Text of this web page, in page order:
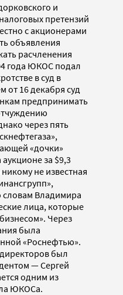
и
претензий
с акционерами
объявления
расчленения
года ЮКОС подал
в суд в
16 декабря суд
предпринимать
через пять
«дочки»
за $9,3
не известная
Владимира
лица, которые
Через
была
«Роснефтью».
был
— Сергей
одним из
ЮКОСа.